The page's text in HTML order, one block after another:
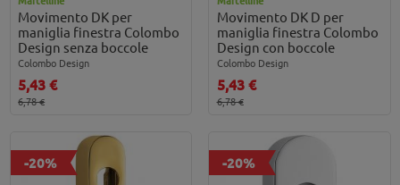
Movimento DK per
maniglia finestra Colombo
Design senza boccole
Colombo Design
5,43 €
6,78 €
Movimento DK D per
maniglia finestra Colombo
Design con boccole
Colombo Design
5,43 €
6,78 €
-20% -20%